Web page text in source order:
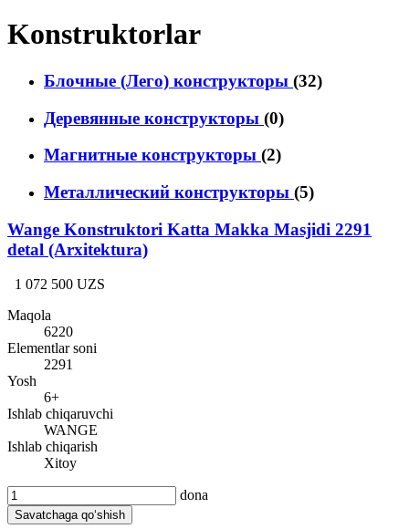
Konstruktorlar
Блочные (Лего) конструкторы (32)
Деревянные конструкторы (0)
Магнитные конструкторы (2)
Металлический конструкторы (5)
Wange Konstruktori Katta Makka Masjidi 2291
detal (Arxitektura)
1 072 500 UZS
Maqola
6220
Elementlar soni
2291
Yosh
6+
Ishlab chiqaruvchi
WANGE
Ishlab chiqarish
Xitoy
dona
Savatchaga qo‘shish